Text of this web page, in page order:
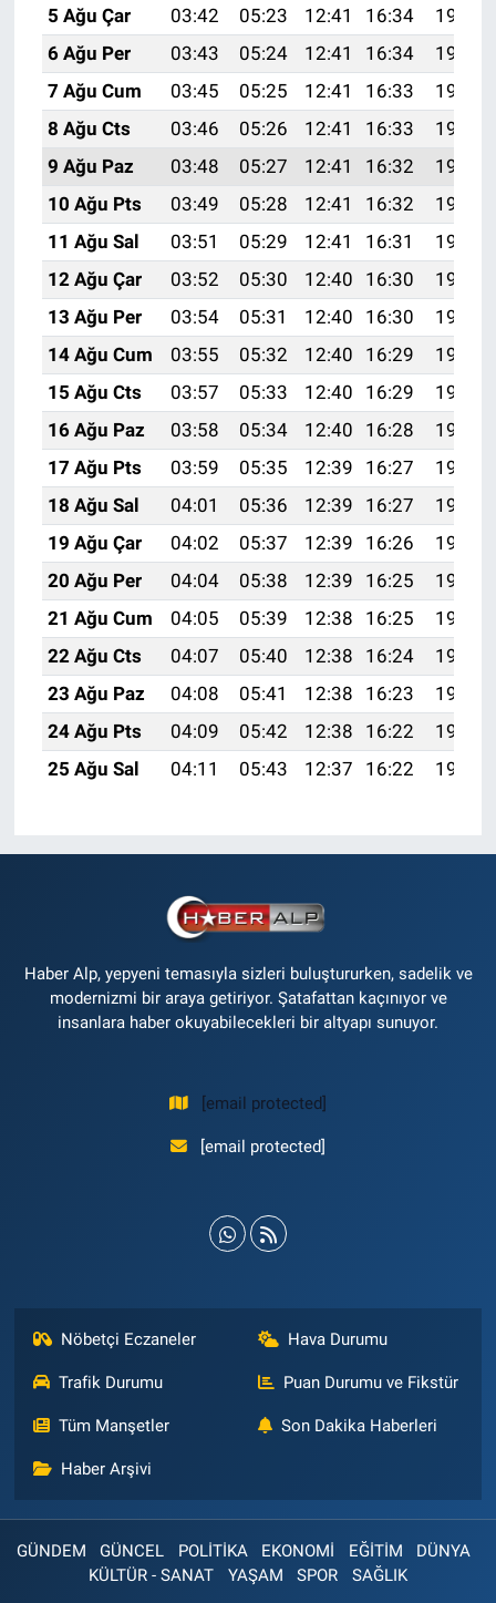
5 Ağu Çar
03:42 05:23 12:41 16:34
19:49
6 Ağu Per
03:43 05:24 12:41 16:34
19:48
7 Ağu Cum
03:45 05:25 12:41 16:33
19:47
8 Ağu Cts
03:46 05:26 12:41 16:33
19:46
9 Ağu Paz
03:48 05:27 12:41 16:32
19:44
10 Ağu Pts
03:49 05:28 12:41 16:32
19:43
11 Ağu Sal
03:51 05:29 12:41 16:31
19:42
12 Ağu Çar
03:52 05:30 12:40 16:30
19:41
13 Ağu Per
03:54 05:31 12:40 16:30
19:39
14 Ağu Cum
03:55 05:32 12:40 16:29
19:38
15 Ağu Cts
03:57 05:33 12:40 16:29
19:37
16 Ağu Paz
03:58 05:34 12:40 16:28
19:35
17 Ağu Pts
03:59 05:35 12:39 16:27
19:34
18 Ağu Sal
04:01 05:36 12:39 16:27
19:32
19 Ağu Çar
04:02 05:37 12:39 16:26
19:31
20 Ağu Per
04:04 05:38 12:39 16:25
19:29
21 Ağu Cum
04:05 05:39 12:38 16:25
19:28
22 Ağu Cts
04:07 05:40 12:38 16:24
19:26
23 Ağu Paz
04:08 05:41 12:38 16:23
19:25
24 Ağu Pts
04:09 05:42 12:38 16:22
19:23
25 Ağu Sal
04:11 05:43 12:37 16:22 19:22
Haber Alp, yepyeni temasıyla sizleri buluştururken, sadelik ve
modernizmi bir araya getiriyor. Şatafattan kaçınıyor ve
insanlara haber okuyabilecekleri bir altyapı sunuyor.
[email protected]
[email protected]
Nöbetçi Eczaneler Hava Durumu
Trafik Durumu Puan Durumu ve Fikstür
Tüm Manşetler Son Dakika Haberleri
Haber Arşivi
GÜNDEM GÜNCEL POLİTİKA EKONOMİ EĞİTİM
DÜNYA
KÜLTÜR - SANAT
YAŞAM SPOR SAĞLIK